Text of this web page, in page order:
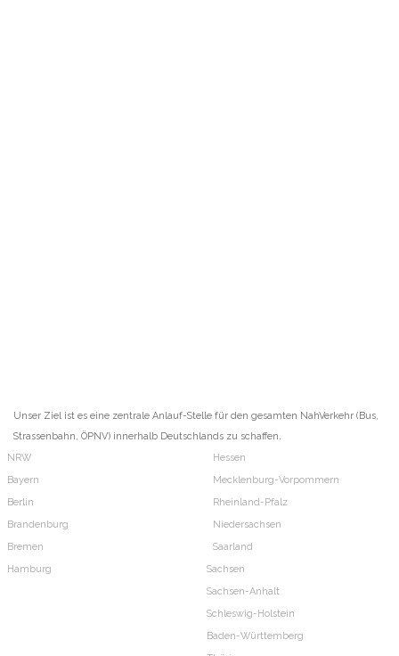
Unser Ziel ist es eine zentrale Anlauf-Stelle für den gesamten NahVerkehr (Bus,
Strassenbahn, ÖPNV) innerhalb Deutschlands zu schaffen.
NRW
Bayern
Berlin
Brandenburg
Bremen
Hamburg
Hessen
Mecklenburg-Vorpommern
Rheinland-Pfalz
Niedersachsen
Saarland
Sachsen
Sachsen-Anhalt
Schleswig-Holstein
Baden-Württemberg